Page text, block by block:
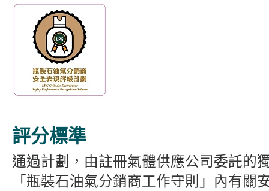
評分標準
通過計劃，由註冊氣體供應公司委託的
「瓶裝石油氣分銷商工作守則」內有關